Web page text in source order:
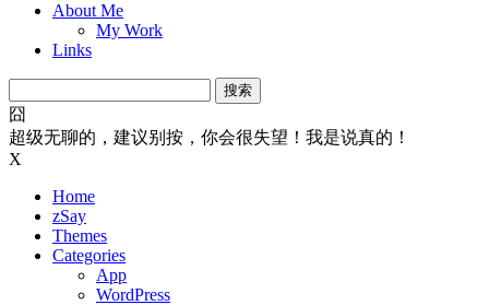
About Me
My Work
Links
索：
囧
超级无聊的，建议别按，你会很失望！我是说真的！
X
Home
zSay
Themes
Categories
App
WordPress